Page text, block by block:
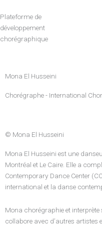
au
contenu
Plateforme de
développement
chorégraphique
Mona El Husseini
Chorégraphe - International
© Mona El Husseini
Mona El Husseini est une
Montréal et Le Caire. Elle a
Contemporary Dance Center
international et la danse
Mona chorégraphie et
collabore avec d’autres artistes